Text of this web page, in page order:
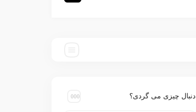
دنبال چیزی می گردی؟